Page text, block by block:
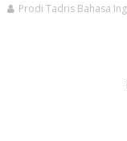
Prodi Tadris Bahasa